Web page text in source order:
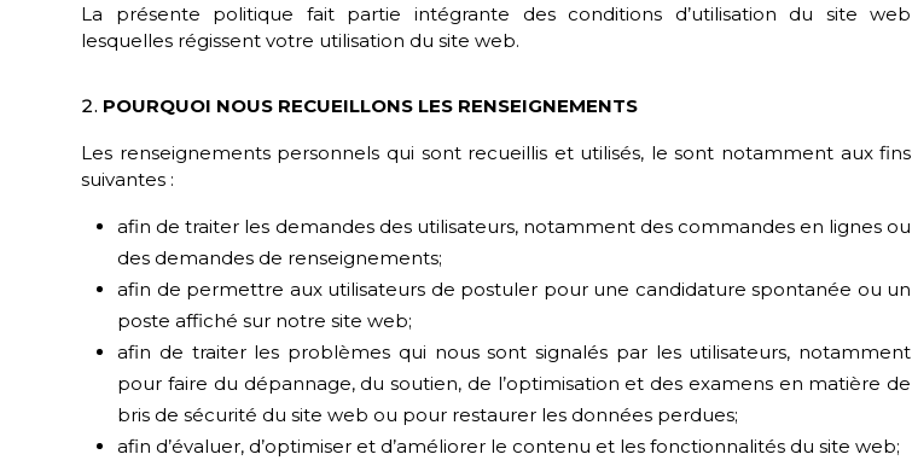
La présente politique fait partie intégrante des conditions d’utilisation du site web
lesquelles régissent votre utilisation du site web.
POURQUOI NOUS RECUEILLONS LES RENSEIGNEMENTS
Les renseignements personnels qui sont recueillis et utilisés, le sont notamment aux fins
suivantes :
afin de traiter les demandes des utilisateurs, notamment des commandes en lignes ou
des demandes de renseignements;
afin de permettre aux utilisateurs de postuler pour une candidature spontanée ou un
poste affiché sur notre site web;
afin de traiter les problèmes qui nous sont signalés par les utilisateurs, notamment
pour faire du dépannage, du soutien, de l’optimisation et des examens en matière de
bris de sécurité du site web ou pour restaurer les données perdues;
afin d’évaluer, d’optimiser et d’améliorer le contenu et les fonctionnalités du site web;